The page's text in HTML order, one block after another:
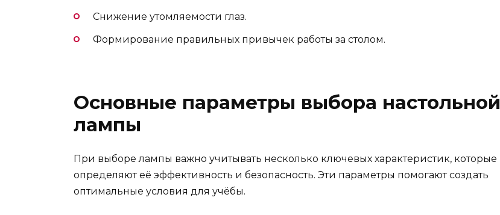
Снижение утомляемости глаз.
Формирование правильных привычек работы за столом.
Основные параметры выбора настольной
лампы
При выборе лампы важно учитывать несколько ключевых характеристик, которые
определяют её эффективность и безопасность. Эти параметры помогают создать
оптимальные условия для учёбы.